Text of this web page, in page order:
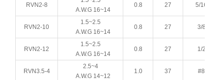
RVN2-8
A.W.G 16~14
0.8 27 5/16
RVN2-10
1.5~2.5
A.W.G 16~14
0.8 27 3/8
RVN2-12
1.5~2.5
A.W.G 16~14
0.8 27 1/2
RVN3.5-4
2.5~4
A.W.G 14~12
1.0 37 #8